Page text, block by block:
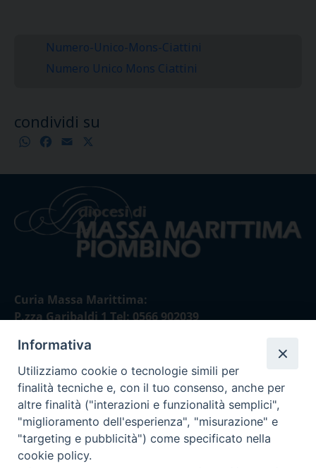
Numero-Unico-Mons-Ciattini
Numero Unico Mons Ciattini
condividi su
WhatsApp
Facebook
Email
Curia Massa Marittima:
P.zza Garibaldi 1 Tel: 0566 902039
Curia Piombino:
Via Don Minzoni,58/A Tel e Fax: 0565 32036
E-mail:
curia@diocesimassamarittima.it
Informativa
Utilizziamo cookie o tecnologie simili per
finalità tecniche e, con il tuo consenso, anche per
altre finalità ("interazioni e funzionalità semplici",
"miglioramento dell'esperienza", "misurazione" e
"targeting e pubblicità") come specificato nella
cookie policy.